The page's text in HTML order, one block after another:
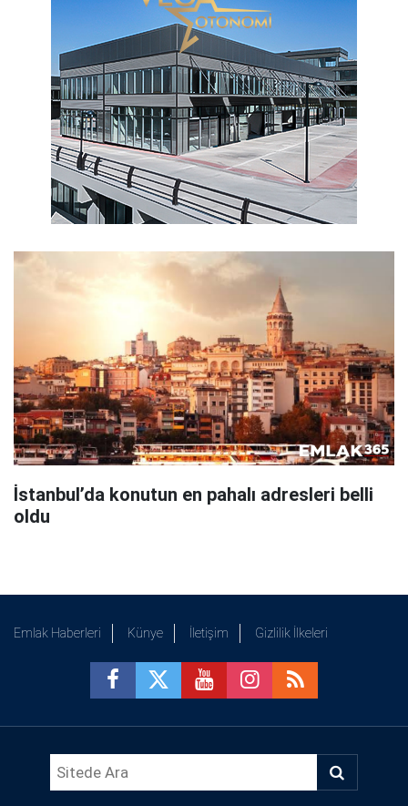
İstanbul’da konutun en pahalı adresleri belli
oldu
Emlak Haberleri Künye İletişim Gizlilik İlkeleri